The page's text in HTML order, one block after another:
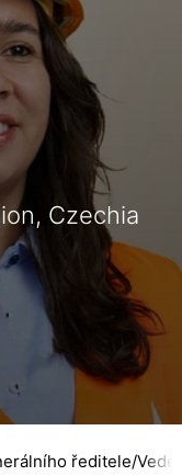
Czechia
ředitele/